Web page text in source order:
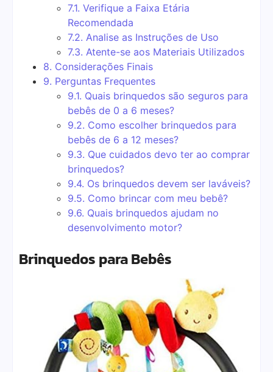
7.1. Verifique a Faixa Etária
Recomendada
7.2. Analise as Instruções de Uso
7.3. Atente-se aos Materiais Utilizados
8. Considerações Finais
9. Perguntas Frequentes
9.1. Quais brinquedos são seguros para
bebês de 0 a 6 meses?
9.2. Como escolher brinquedos para
bebês de 6 a 12 meses?
9.3. Que cuidados devo ter ao comprar
brinquedos?
9.4. Os brinquedos devem ser laváveis?
9.5. Como brincar com meu bebê?
9.6. Quais brinquedos ajudam no
desenvolvimento motor?
Brinquedos para Bebês